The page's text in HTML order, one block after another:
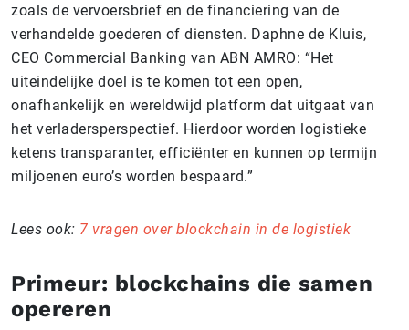
zoals de vervoersbrief en de financiering van de
verhandelde goederen of diensten. Daphne de Kluis,
CEO Commercial Banking van ABN AMRO: “Het
uiteindelijke doel is te komen tot een open,
onafhankelijk en wereldwijd platform dat uitgaat van
het verladersperspectief. Hierdoor worden logistieke
ketens transparanter, efficiënter en kunnen op termijn
miljoenen euro’s worden bespaard.”
Lees ook: 7 vragen over blockchain in de logistiek
Primeur: blockchains die samen
opereren